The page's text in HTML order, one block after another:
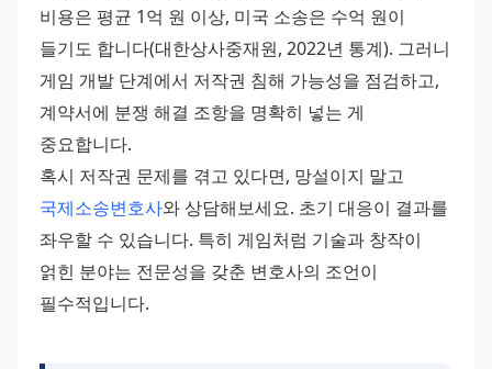
비용은 평균 1억 원 이상, 미국 소송은 수억 원이
들기도 합니다(대한상사중재원, 2022년 통계). 그러니
게임 개발 단계에서 저작권 침해 가능성을 점검하고,
계약서에 분쟁 해결 조항을 명확히 넣는 게
중요합니다.
국제소송변호사와 상담해보세요. 초기 대응이 결과를
좌우할 수 있습니다. 특히 게임처럼 기술과 창작이
얽힌 분야는 전문성을 갖춘 변호사의 조언이
필수적입니다.